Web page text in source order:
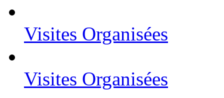
Visites Organisées
Visites Organisées